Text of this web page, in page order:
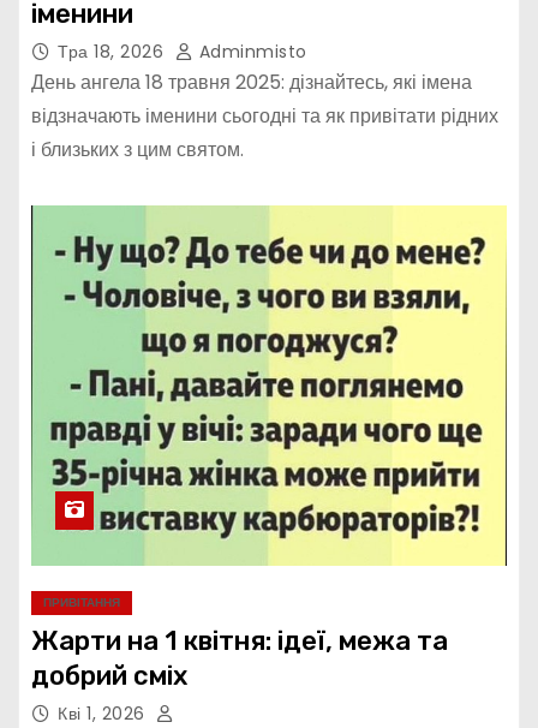
іменини
Тра 18, 2026 Adminmisto
День ангела 18 травня 2025: дізнайтесь, які імена
відзначають іменини сьогодні та як привітати рідних
і близьких з цим святом.
ПРИВІТАННЯ
Жарти на 1 квітня: ідеї, межа та
добрий сміх
Кві 1, 2026